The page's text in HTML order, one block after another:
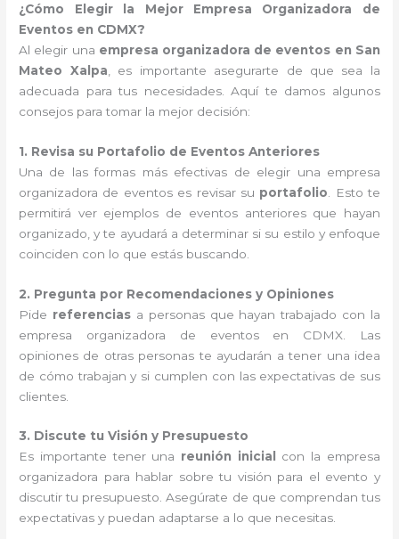
¿Cómo Elegir la Mejor Empresa Organizadora de
Eventos en CDMX?
Al elegir una empresa organizadora de eventos en San
Mateo Xalpa , es importante asegurarte de que sea la
adecuada para tus necesidades. Aquí te damos algunos
consejos para tomar la mejor decisión:
1. Revisa su Portafolio de Eventos Anteriores
Una de las formas más efectivas de elegir una empresa
organizadora de eventos es revisar su portafolio . Esto te
permitirá ver ejemplos de eventos anteriores que hayan
organizado, y te ayudará a determinar si su estilo y enfoque
coinciden con lo que estás buscando.
2. Pregunta por Recomendaciones y Opiniones
Pide referenciasa personas que hayan trabajado con la
empresa organizadora de eventos en CDMX. Las
opiniones de otras personas te ayudarán a tener una idea
de cómo trabajan y si cumplen con las expectativas de sus
clientes.
3. Discute tu Visión y Presupuesto
Es importante tener una reunión inicial
con la empresa
organizadora para hablar sobre tu visión para el evento y
discutir tu presupuesto. Asegúrate de que comprendan tus
expectativas y puedan adaptarse a lo que necesitas.